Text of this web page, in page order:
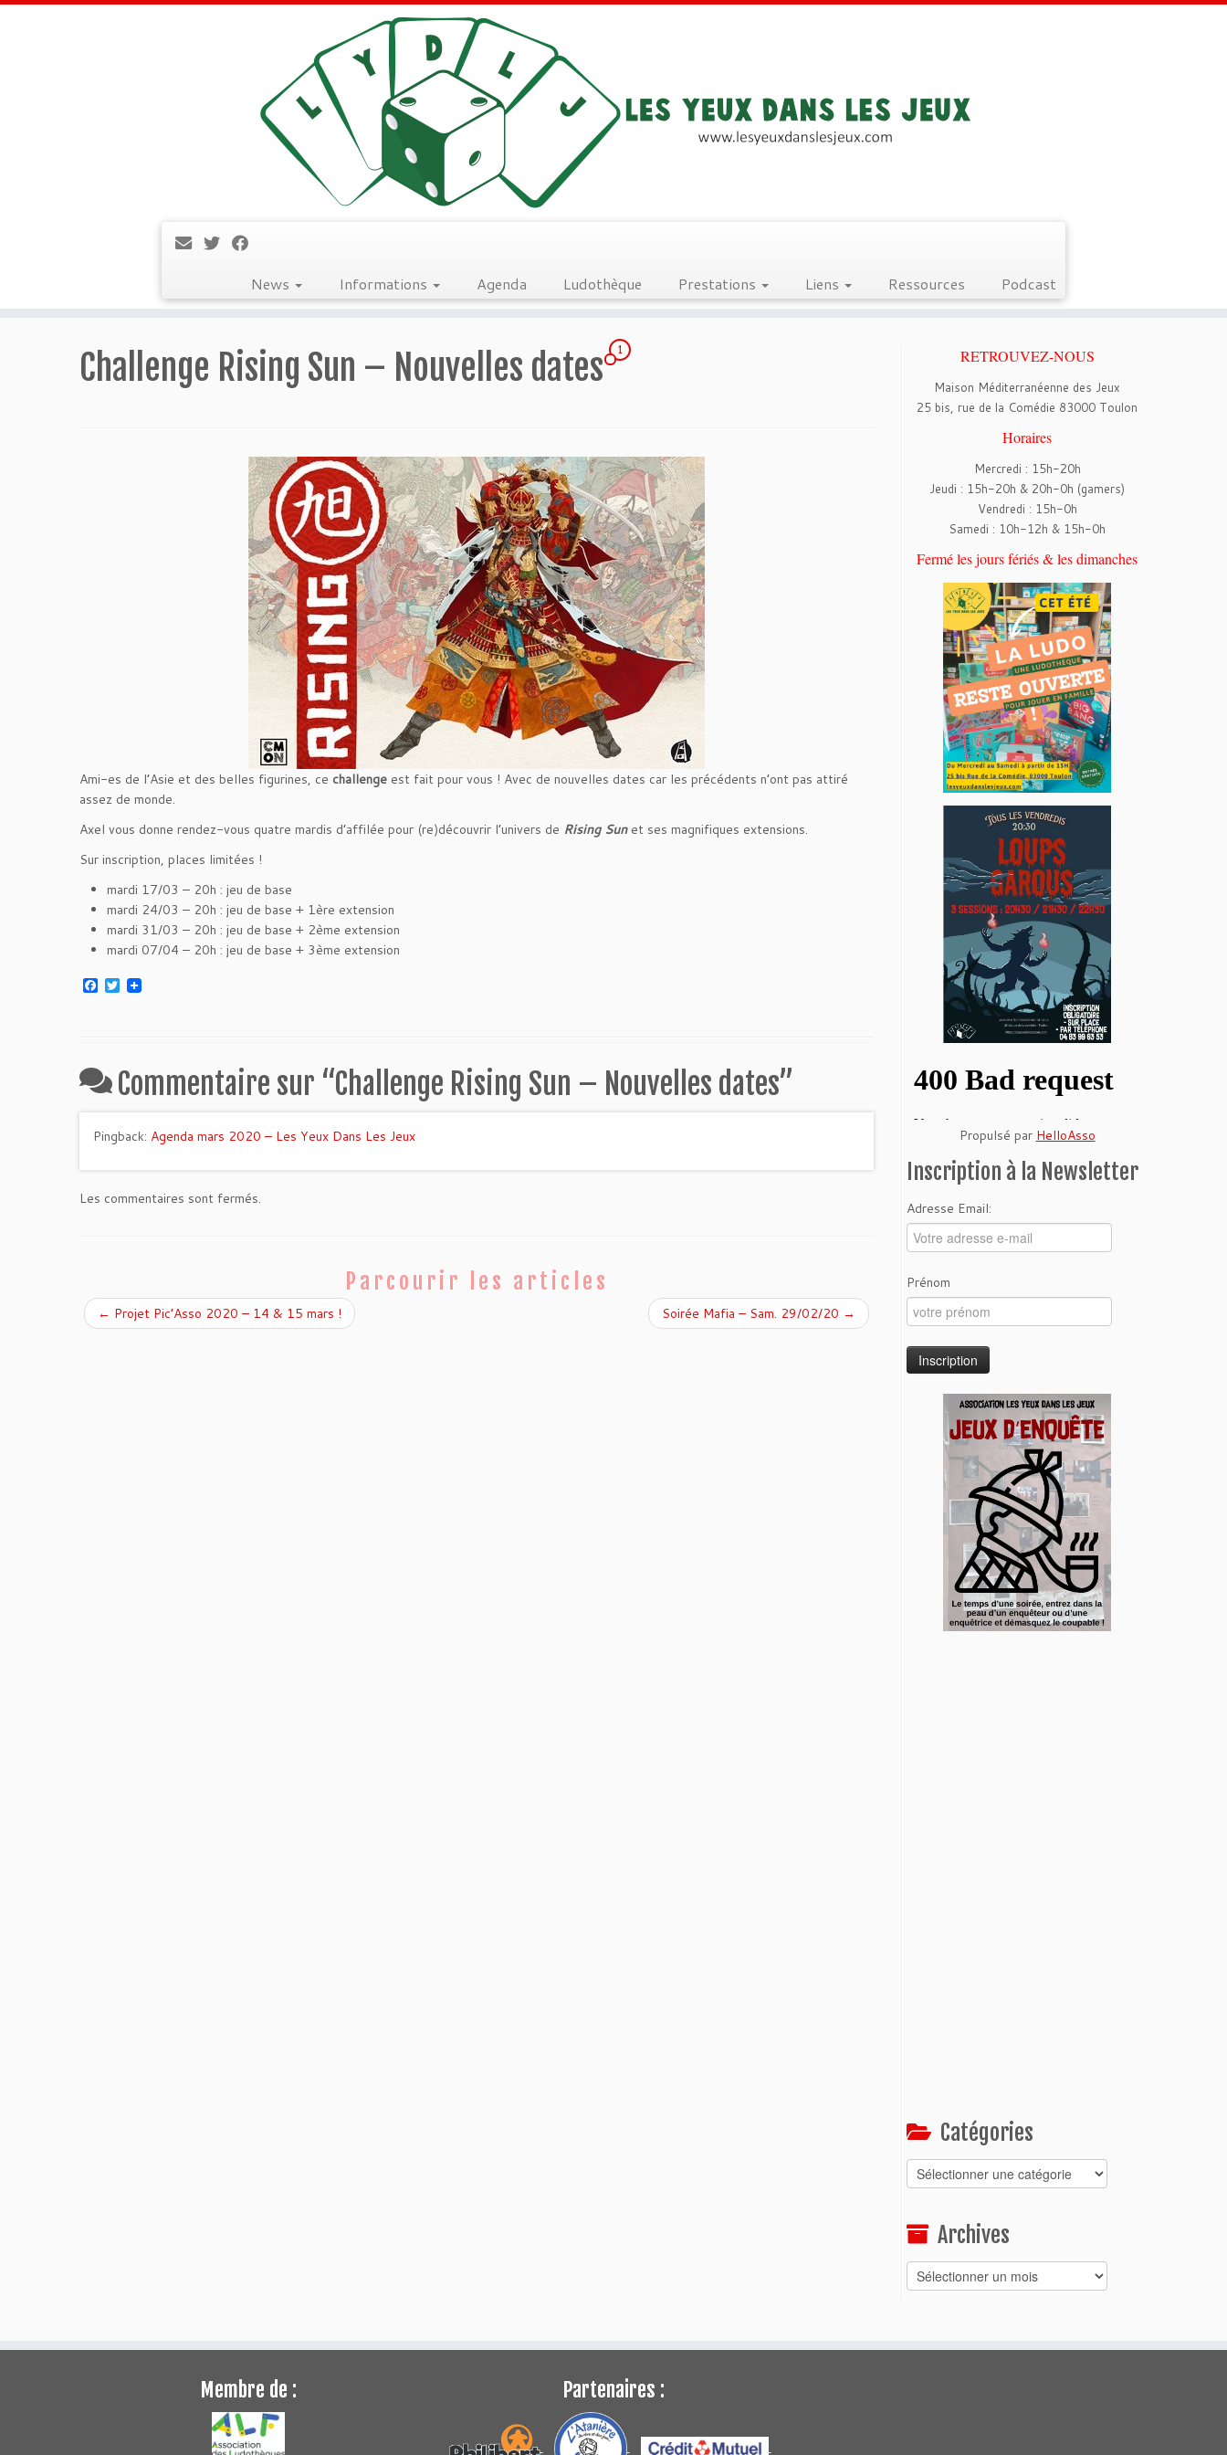
News Informations Agenda Ludothèque Prestations Liens Ressources Podcast
Challenge Rising Sun – Nouvelles dates 1
Ami-es de l’Asie et des belles figurines, ce challenge est fait pour vous ! Avec de nouvelles dates car les précédents n’ont pas attiré
assez de monde.
Axel vous donne rendez-vous quatre mardis d’affilée pour (re)découvrir l’univers de Rising Sunet ses magnifiques extensions.
Sur inscription, places limitées !
mardi 17/03 – 20h : jeu de base
mardi 24/03 – 20h : jeu de base + 1ère extension
mardi 31/03 – 20h : jeu de base + 2ème extension
mardi 07/04 – 20h : jeu de base + 3ème extension
F
o
k
T
w
r
Commentaire sur “Challenge Rising Sun – Nouvelles dates”
Pingback: Agenda mars 2020 – Les Yeux Dans Les Jeux
Les commentaires sont fermés.
Parcourir les articles
← Projet Pic’Asso 2020 – 14 & 15 mars ! Soirée Mafia – Sam. 29/02/20 →
RETROUVEZ-NOUS
Maison Méditerranéenne des Jeux
25 bis, rue de la Comédie 83000 Toulon
Horaires
Mercredi : 15h-20h
Jeudi : 15h-20h & 20h-0h (gamers)
Vendredi : 15h-0h
Samedi : 10h-12h & 15h-0h
Fermé les jours fériés & les dimanches
Propulsé par HelloAsso
Inscription à la Newsletter
Adresse Email:
Prénom
Catégories
Catégories
Archives
Archives
Membre de : Partenaires :